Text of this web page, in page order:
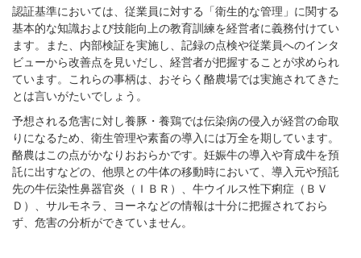
認証基準においては、従業員に対する「衛生的な管理」に関する
基本的な知識および技能向上の教育訓練を経営者に義務付けてい
ます。また、内部検証を実施し、記録の点検や従業員へのインタ
ビューから改善点を見いだし、経営者が把握することが求められ
ています。これらの事柄は、おそらく酪農場では実施されてきた
とは言いがたいでしょう。
予想される危害に対し養豚・養鶏では伝染病の侵入が経営の命取
りになるため、衛生管理や素畜の導入には万全を期しています。
酪農はこの点がかなりおおらかです。妊娠牛の導入や育成牛を預
託に出すなどの、他県との牛体の移動時において、導入元や預託
先の牛伝染性鼻器官炎（ＩＢＲ）、牛ウイルス性下痢症（ＢＶ
Ｄ）、サルモネラ、ヨーネなどの情報は十分に把握されておら
ず、危害の分析ができていません。